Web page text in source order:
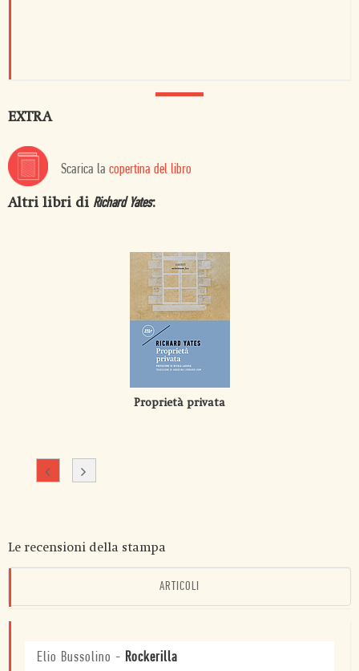
EXTRA
Scarica la copertina del libro
Altri libri di Richard Yates:
Proprietà privata
Le recensioni della stampa
ARTICOLI
Elio Bussolino - Rockerilla